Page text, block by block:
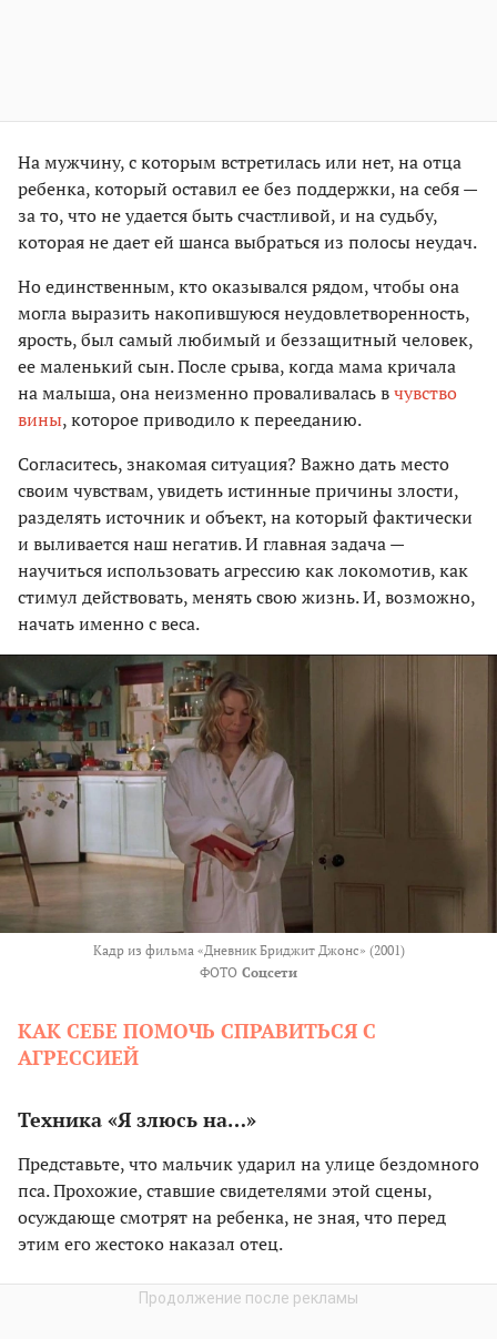
На мужчину, с которым встретилась или нет, на отца
ребенка, который оставил ее без поддержки, на себя —
за то, что не удается быть счастливой, и на судьбу,
которая не дает ей шанса выбраться из полосы неудач.
Но единственным, кто оказывался рядом, чтобы она
могла выразить накопившуюся неудовлетворенность,
ярость, был самый любимый и беззащитный человек,
ее маленький сын. После срыва, когда мама кричала
на малыша, она неизменно проваливалась вчувство
вины, которое приводило к перееданию.
Согласитесь, знакомая ситуация? Важно дать место
своим чувствам, увидеть истинные причины злости,
разделять источник и объект, на который фактически
и выливается наш негатив. И главная задача —
научиться использовать агрессию как локомотив, как
стимул действовать, менять свою жизнь. И, возможно,
начать именно с веса.
Кадр из фильма «Дневник Бриджит Джонс» (2001)
ФОТО Соцсети
КАК СЕБЕ ПОМОЧЬ СПРАВИТЬСЯ С
АГРЕССИЕЙ
Техника «Я злюсь на…»
Представьте, что мальчик ударил на улице бездомного
пса. Прохожие, ставшие свидетелями этой сцены,
осуждающе смотрят на ребенка, не зная, что перед
этим его жестоко наказал отец.